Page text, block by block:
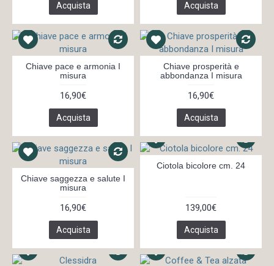
Acquista Acquista
Chiave pace e armonia I
misura
16,90€
Acquista
Chiave prosperità e
abbondanza I misura
16,90€
Acquista
Chiave saggezza e salute I
misura
16,90€
Acquista
Ciotola bicolore cm. 24
139,00€
Acquista